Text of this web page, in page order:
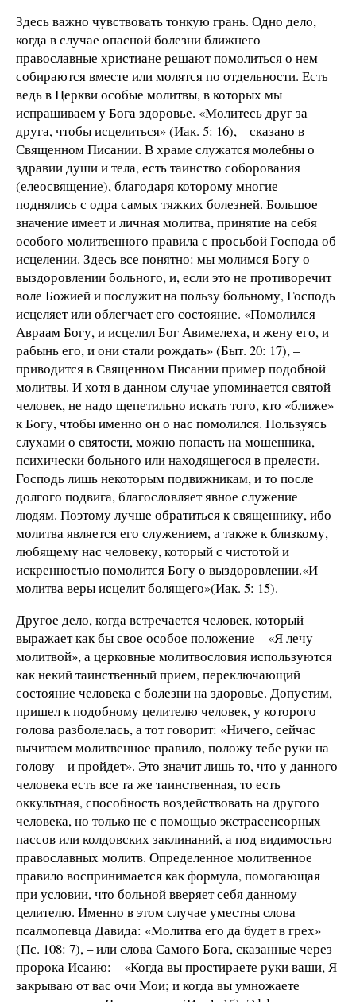
Здесь важно чувствовать тонкую грань. Одно дело,
когда в случае опасной болезни ближнего
православные христиане решают помолиться о нем –
собираются вместе или молятся по отдельности. Есть
ведь в Церкви особые молитвы, в которых мы
испрашиваем у Бога здоровье. «Молитесь друг за
друга, чтобы исцелиться» (Иак. 5: 16), – сказано в
Священном Писании. В храме служатся молебны о
здравии души и тела, есть таинство соборования
(елеосвящение), благодаря которому многие
поднялись с одра самых тяжких болезней. Большое
значение имеет и личная молитва, принятие на себя
особого молитвенного правила с просьбой Господа об
исцелении. Здесь все понятно: мы молимся Богу о
выздоровлении больного, и, если это не противоречит
воле Божией и послужит на пользу больному, Господь
исцеляет или облегчает его состояние. «Помолился
Авраам Богу, и исцелил Бог Авимелеха, и жену его, и
рабынь его, и они стали рождать» (Быт. 20: 17), –
приводится в Священном Писании пример подобной
молитвы. И хотя в данном случае упоминается святой
человек, не надо щепетильно искать того, кто «ближе»
к Богу, чтобы именно он о нас помолился. Пользуясь
слухами о святости, можно попасть на мошенника,
психически больного или находящегося в прелести.
Господь лишь некоторым подвижникам, и то после
долгого подвига, благословляет явное служение
людям. Поэтому лучше обратиться к священнику, ибо
молитва является его служением, а также к близкому,
любящему нас человеку, который с чистотой и
искренностью помолится Богу о выздоровлении.«И
молитва веры исцелит болящего»(Иак. 5: 15).
Другое дело, когда встречается человек, который
выражает как бы свое особое положение – «Я лечу
молитвой», а церковные молитвословия используются
как некий таинственный прием, переключающий
состояние человека с болезни на здоровье. Допустим,
пришел к подобному целителю человек, у которого
голова разболелась, а тот говорит: «Ничего, сейчас
вычитаем молитвенное правило, положу тебе руки на
голову – и пройдет». Это значит лишь то, что у данного
человека есть все та же таинственная, то есть
оккультная, способность воздействовать на другого
человека, но только не с помощью экстрасенсорных
пассов или колдовских заклинаний, а под видимостью
православных молитв. Определенное молитвенное
правило воспринимается как формула, помогающая
при условии, что больной вверяет себя данному
целителю. Именно в этом случае уместны слова
псалмопевца Давида: «Молитва его да будет в грех»
(Пс. 108: 7), – или слова Самого Бога, сказанные через
пророка Исаию: – «Когда вы простираете руки ваши, Я
закрываю от вас очи Мои; и когда вы умножаете